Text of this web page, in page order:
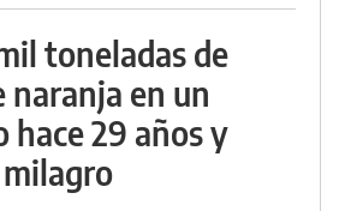
toneladas de
naranja en un
hace 29 años y